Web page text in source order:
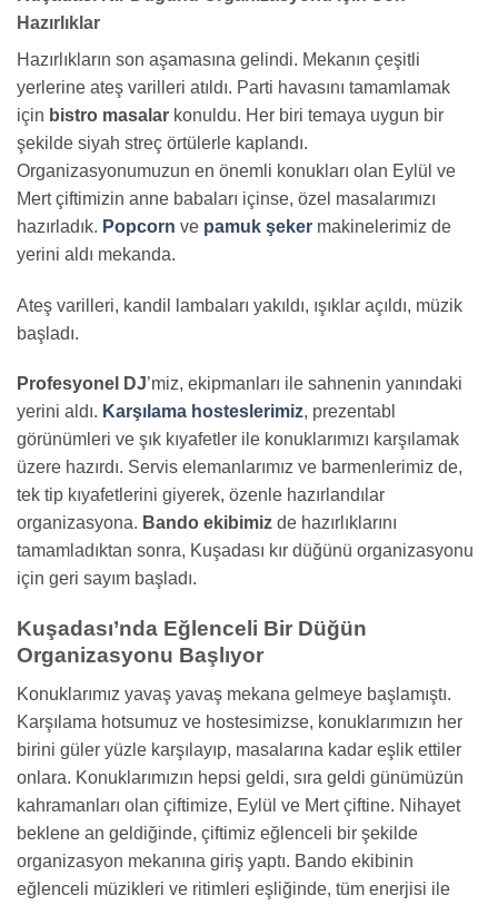
Hazırlıklar
Hazırlıkların son aşamasına gelindi. Mekanın çeşitli
yerlerine ateş varilleri atıldı. Parti havasını tamamlamak
için bistro masalar konuldu. Her biri temaya uygun bir
şekilde siyah streç örtülerle kaplandı.
Organizasyonumuzun en önemli konukları olan Eylül ve
Mert çiftimizin anne babaları içinse, özel masalarımızı
hazırladık. Popcorn ve pamuk şeker makinelerimiz de
yerini aldı mekanda.
Ateş varilleri, kandil lambaları yakıldı, ışıklar açıldı, müzik
başladı.
Profesyonel DJ’miz, ekipmanları ile sahnenin yanındaki
yerini aldı. Karşılama hosteslerimiz, prezentabl
görünümleri ve şık kıyafetler ile konuklarımızı karşılamak
üzere hazırdı. Servis elemanlarımız ve barmenlerimiz de,
tek tip kıyafetlerini giyerek, özenle hazırlandılar
organizasyona. Bando ekibimiz de hazırlıklarını
tamamladıktan sonra, Kuşadası kır düğünü organizasyonu
için geri sayım başladı.
Kuşadası’nda Eğlenceli Bir Düğün
Organizasyonu Başlıyor
Konuklarımız yavaş yavaş mekana gelmeye başlamıştı.
Karşılama hotsumuz ve hostesimizse, konuklarımızın her
birini güler yüzle karşılayıp, masalarına kadar eşlik ettiler
onlara. Konuklarımızın hepsi geldi, sıra geldi günümüzün
kahramanları olan çiftimize, Eylül ve Mert çiftine. Nihayet
beklene an geldiğinde, çiftimiz eğlenceli bir şekilde
organizasyon mekanına giriş yaptı. Bando ekibinin
eğlenceli müzikleri ve ritimleri eşliğinde, tüm enerjisi ile